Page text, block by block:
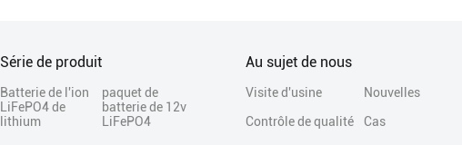
Série de produit
Batterie de l'ion
LiFePO4 de
lithium
paquet de
batterie de 12v
LiFePO4
Au sujet de nous
Visite d'usine
Nouvelles
Contrôle de qualité
Cas